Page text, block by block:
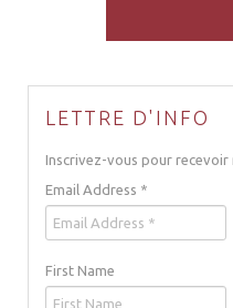
LETTRE D'INFO
Inscrivez-vous pour
Email Address *
First Name